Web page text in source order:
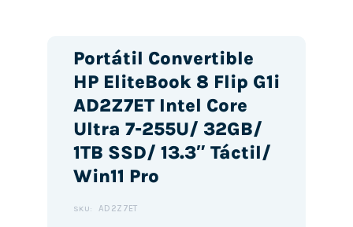
Portátil Convertible
HP EliteBook 8 Flip G1i
AD2Z7ET Intel Core
Ultra 7-255U/ 32GB/
1TB SSD/ 13.3″ Táctil/
Win11 Pro
SKU: AD2Z7ET